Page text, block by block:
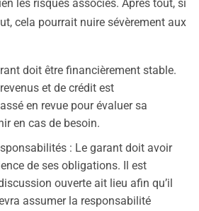
les risques associés. Après tout, si
cela pourrait nuire sévèrement aux
doit être financièrement stable.
et de crédit est
en revue pour évaluer sa
en cas de besoin.
: Le garant doit avoir
de ses obligations. Il est
ouverte ait lieu afin qu’il
assumer la responsabilité